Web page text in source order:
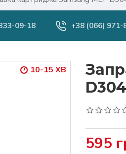
09-18 +38 (066) 971-
10-15 ХВ
595